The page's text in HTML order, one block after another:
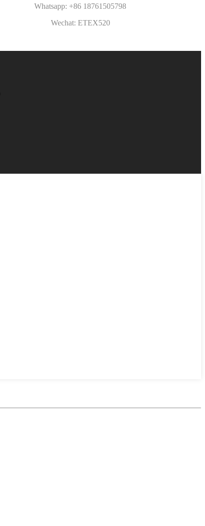
Whatsapp: +86 18761505798
Wechat: ETEX520